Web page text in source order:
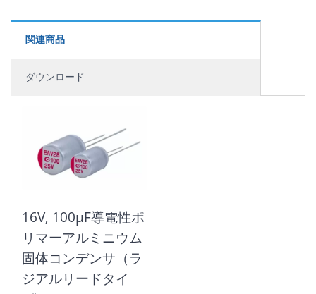
関連商品
ダウンロード
16V, 100μF導電性ポ
リマーアルミニウム
固体コンデンサ（ラ
ジアルリードタイ